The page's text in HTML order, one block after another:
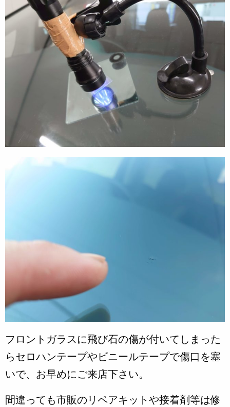
フロントガラスに飛び石の傷が付いてしまった
らセロハンテープやビニールテープで傷口を塞
いで、お早めにご来店下さい。
間違っても市販のリペアキットや接着剤等は修